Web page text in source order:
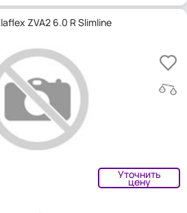
ZVA2 6.0 R Slimline
Уточнить
цену